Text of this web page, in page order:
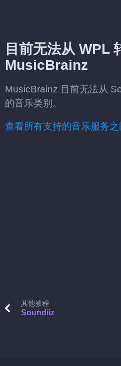
目前无法从 WPL
MusicBrainz
MusicBrainz 目前无法从
的音乐类别。
查看所有支持的音乐服务
其他教程
Soundiiz